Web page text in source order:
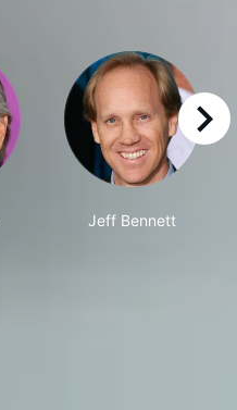
Jeff Bennett
right